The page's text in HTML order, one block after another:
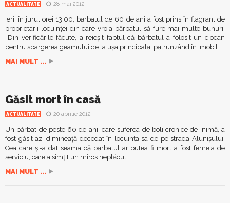
ACTUALITATE 28 mai 2012
Ieri, în jurul orei 13.00, bărbatul de 60 de ani a fost prins în flagrant de
proprietarii locuinţei din care vroia bărbatul să fure mai multe bunuri.
„Din verificările făcute, a reieşit faptul că bărbatul a folosit un ciocan
pentru spargerea geamului de la uşa principală, pătrunzând în imobil...
MAI MULT ...
Găsit mort în casă
ACTUALITATE 20 aprilie 2012
Un bărbat de peste 60 de ani, care suferea de boli cronice de inimă, a
fost găsit azi dimineaţă decedat în locuinţa sa de pe strada Alunişului.
Cea care şi-a dat seama că bărbatul ar putea fi mort a fost femeia de
serviciu, care a simţit un miros neplăcut...
MAI MULT ...